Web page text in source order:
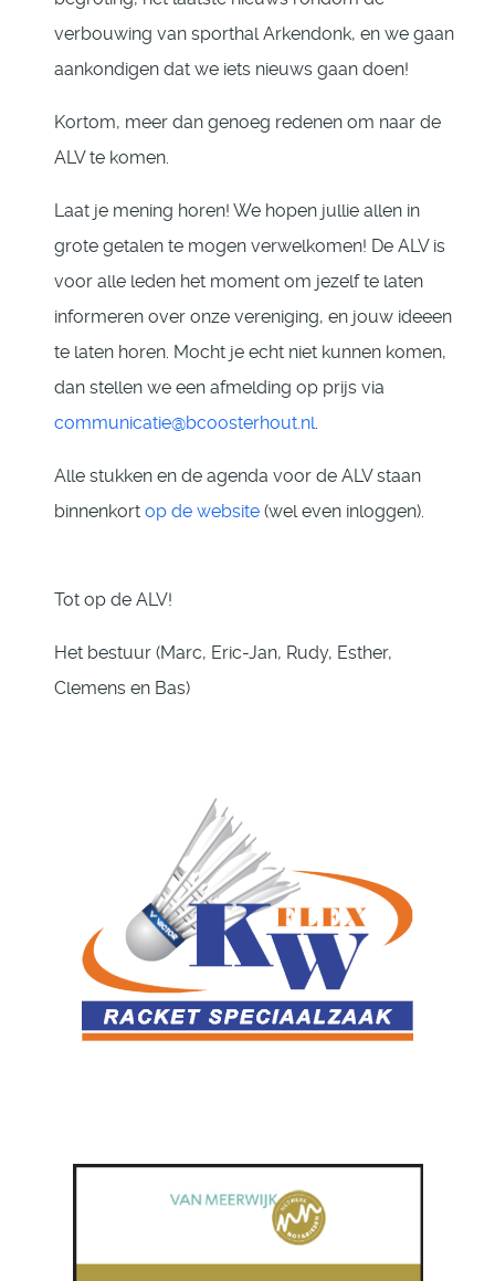
verbouwing van sporthal Arkendonk, en we gaan
aankondigen dat we iets nieuws gaan doen!
Kortom, meer dan genoeg redenen om naar de
ALV te komen.
Laat je mening horen! We hopen jullie allen in
grote getalen te mogen verwelkomen! De ALV is
voor alle leden het moment om jezelf te laten
informeren over onze vereniging, en jouw ideeen
te laten horen. Mocht je echt niet kunnen komen,
dan stellen we een afmelding op prijs via
communicatie@bcoosterhout.nl.
Alle stukken en de agenda voor de ALV staan
binnenkort op de website (wel even inloggen).
Tot op de ALV!
Het bestuur (Marc, Eric-Jan, Rudy, Esther,
Clemens en Bas)